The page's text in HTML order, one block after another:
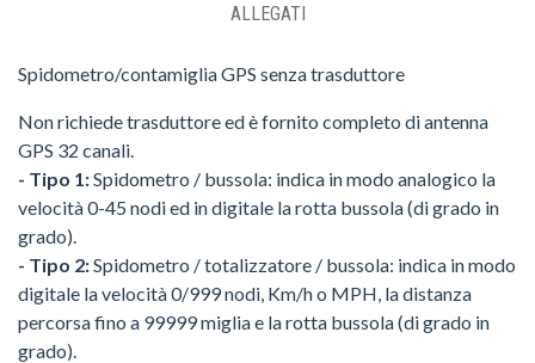
ALLEGATI
Spidometro/contamiglia GPS senza trasduttore
Non richiede trasduttore ed è fornito completo di antenna
GPS 32 canali.
- Tipo 1:Spidometro / bussola: indica in modo analogico la
velocità 0-45 nodi ed in digitale la rotta bussola (di grado in
grado).
- Tipo 2:Spidometro / totalizzatore / bussola: indica in modo
digitale la velocità 0/999 nodi, Km/h o MPH, la distanza
percorsa fino a 99999 miglia e la rotta bussola (di grado in
grado).